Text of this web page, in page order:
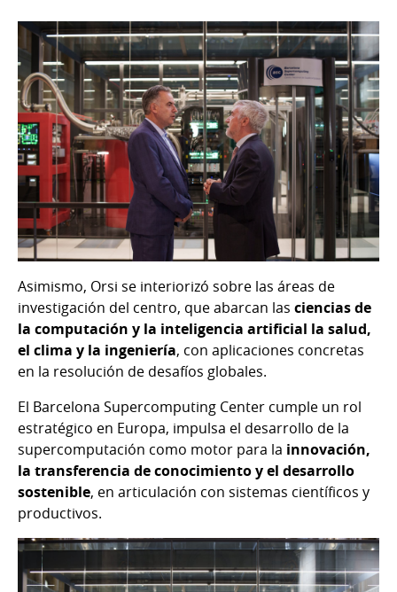
Asimismo, Orsi se interiorizó sobre las áreas de
investigación del centro, que abarcan las ciencias de
la computación y la inteligencia artificial la salud,
el clima y la ingeniería, con aplicaciones concretas
en la resolución de desafíos globales.
El Barcelona Supercomputing Center cumple un rol
estratégico en Europa, impulsa el desarrollo de la
supercomputación como motor para la innovación,
la transferencia de conocimiento y el desarrollo
sostenible, en articulación con sistemas científicos y
productivos.